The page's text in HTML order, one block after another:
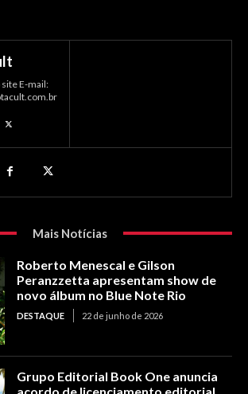
site E-mail:
Mais Notícias
Roberto Menescal e Gilson
Peranzzetta apresentam show de
novo álbum no Blue Note Rio
DESTAQUE 22 de junho de 2026
Grupo Editorial Book One anuncia